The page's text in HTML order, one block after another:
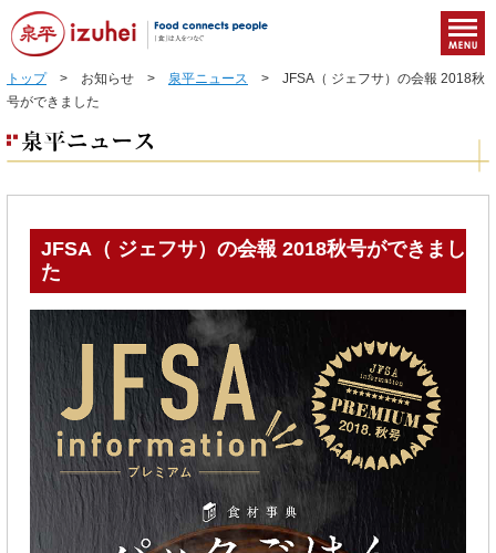
トップ> お知らせ > 泉平ニュース > JFSA（ ジェフサ）の会報 2018秋
号ができました
JFSA（ ジェフサ）の会報 2018秋号ができまし
た